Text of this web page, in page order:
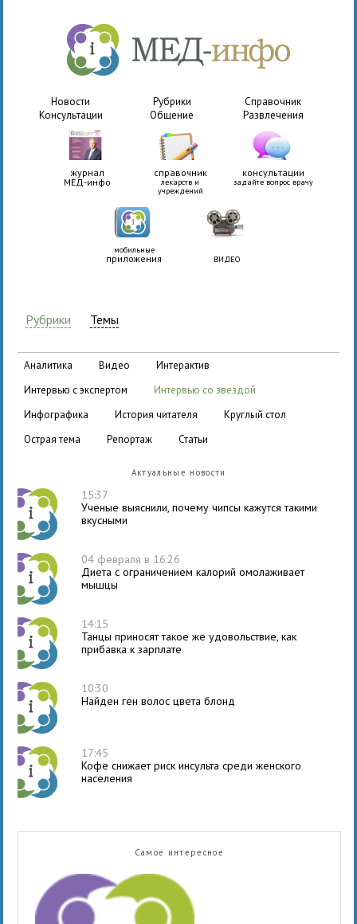
Новости Рубрики
Справочник
Консультации
Общение Развлечения
журнал
МЕД-инфо
справочник
лекарств и
учреждений
консультации
задайте вопрос врачу
мобильные
приложения ВИДЕО
Рубрики Темы
аналитика видео
интерактив
интервью с экспертом
интервью со звездой
инфографика
история читателя
круглый стол
острая тема
репортаж статьи
Актуальные новости
15:37
Ученые выяснили, почему чипсы кажутся такими
вкусными
04 февраля в 16:26
Диета с ограничением калорий омолаживает
мышцы
14:15
Танцы приносят такое же удовольствие, как
прибавка к зарплате
10:30
Найден ген волос цвета блонд
17:45
Кофе снижает риск инсульта среди женского
населения
Самое интересное